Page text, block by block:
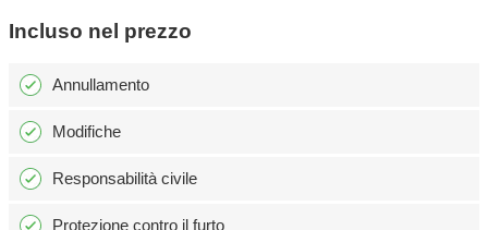
Incluso nel prezzo
Annullamento
Modifiche
Responsabilità civile
Protezione contro il furto